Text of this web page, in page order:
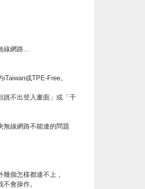
線網路…
或TPE-Free。
跳不出登入畫面」或「千
無線網路不能連的問題
個怎樣都連不上，
會操作。